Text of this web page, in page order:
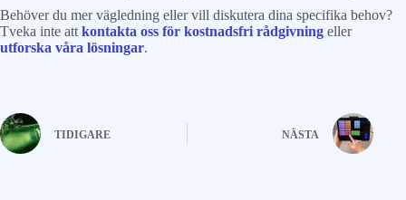
Behöver du mer vägledning eller vill diskutera dina specifika behov?
Tveka inte att kontakta oss för kostnadsfri rådgivning eller
utforska våra lösningar.
TIDIGARE NÄSTA